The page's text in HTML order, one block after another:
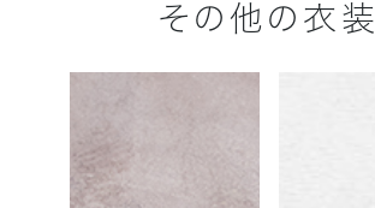
その他の衣装